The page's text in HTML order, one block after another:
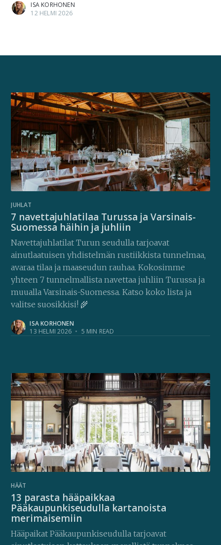
ISA KORHONEN
12 HELMI 2026
JUHLAT
7 navettajuhlatilaa Turussa ja Varsinais-
Suomessa häihin ja juhliin
Navettajuhlatilat Turun seudulla tarjoavat
ainutlaatuisen yhdistelmän rustiikkista tunnelmaa,
avaraa tilaa ja maaseudun rauhaa. Kokosimme
yhteen 7 tunnelmallista navettaa juhliin Turussa ja
muualla Varsinais-Suomessa. Katso koko lista ja
valitse suosikkisi! 🌾
ISA KORHONEN
13 HELMI 2026 • 5 MIN READ
HÄÄT
13 parasta hääpaikkaa
Pääkaupunkiseudulla kartanoista
merimaisemiin
Hääpaikat Pääkaupunkiseudulla tarjoavat